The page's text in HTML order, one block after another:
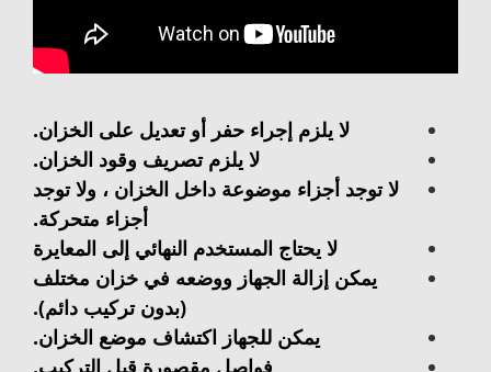
لا يلزم إجراء حفر أو تعديل على الخزان.
لا يلزم تصريف وقود الخزان.
لا توجد أجزاء موضوعة داخل الخزان ، ولا توجد
أجزاء متحركة.
لا يحتاج المستخدم النهائي إلى المعايرة
يمكن إزالة الجهاز ووضعه في خزان مختلف
(بدون تركيب دائم).
يمكن للجهاز اكتشاف موضع الخزان.
فواصل مقصورة قبل التركيب.